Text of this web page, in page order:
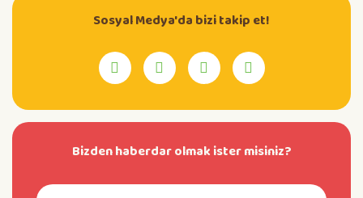
Sosyal Medya'da bizi takip et!
Bizden haberdar olmak ister misiniz?